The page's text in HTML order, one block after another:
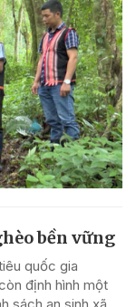
bền vững
quốc gia
định hình một
sách an sinh xã